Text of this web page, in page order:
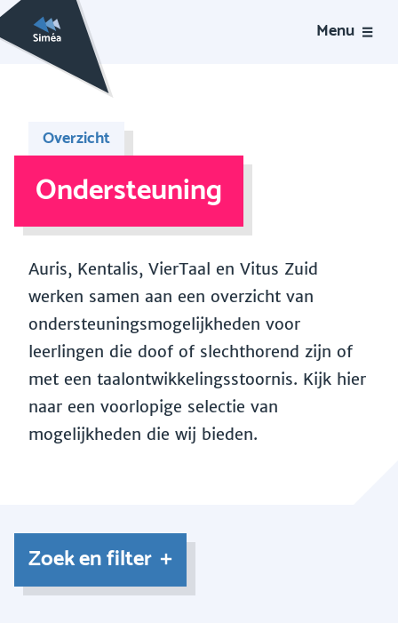
Menu
Overzicht
Ondersteuning
Auris, Kentalis, VierTaal en Vitus Zuid
werken samen aan een overzicht van
ondersteuningsmogelijkheden voor
leerlingen die doof of slechthorend zijn of
met een taalontwikkelingsstoornis. Kijk hier
naar een voorlopige selectie van
mogelijkheden die wij bieden.
Zoek en filter